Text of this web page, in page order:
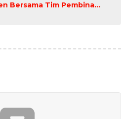
Bersama Tim Pembina
Kunjungi Desa Padasuka